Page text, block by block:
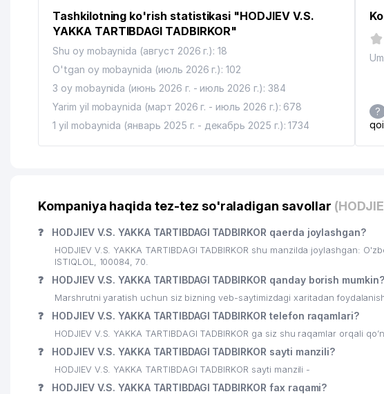
YUNUSOBOD TUMANI MADANIYAT BO'LIMI
JUS COGENS ADVOKATLIK FIRMASI
LIFE-PLUS MChJ
MEDICAL LABORATORIES SERVICES MChJ
ROVER TOUR TRAVEL MChJ
22 ZERA-STUDIO-A MChJ
23 ICARDA VAKOLATXONA
ADAMANT MOTORS MChJ
26 QORA BAYIR SAVDO XUSUSIY KORXONASI
DEPO-INVEST-TRAST MChJ
Tashkilotning ko'rish statistikasi "HODJIEV V.S.
YAKKA TARTIBDAGI TADBIRKOR"
Shu oy mobaynida (август 2026 г.): 18
O'tgan oy mobaynida (июль 2026 г.): 102
3 oy mobaynida (июнь 2026 г. - июль 2026 г.): 384
Yarim yil mobaynida (март 2026 г. - июль 2026 г.): 678
1 yil mobaynida (январь 2025 г. - декабрь 2025 г.): 1734
?
Kompaniya haqida tez-tez so'raladigan savollar
❓ HODJIEV V.S. YAKKA TARTIBDAGI TADBIRKOR qaerda joylashgan?
HODJIEV V.S. YAKKA TARTIBDAGI TADBIRKOR shu manzilda joylashgan:
ISTIQLOL, 100084, 70.
❓ HODJIEV V.S. YAKKA TARTIBDAGI TADBIRKOR qanday borish mumkin?
Marshrutni yaratish uchun siz bizning veb-saytimizdagi xaritadan
❓ HODJIEV V.S. YAKKA TARTIBDAGI TADBIRKOR telefon raqamlari?
HODJIEV V.S. YAKKA TARTIBDAGI TADBIRKOR ga siz shu raqamlar orqali
❓ HODJIEV V.S. YAKKA TARTIBDAGI TADBIRKOR sayti manzili?
HODJIEV V.S. YAKKA TARTIBDAGI TADBIRKOR sayti manzili -
❓ HODJIEV V.S. YAKKA TARTIBDAGI TADBIRKOR fax raqami?